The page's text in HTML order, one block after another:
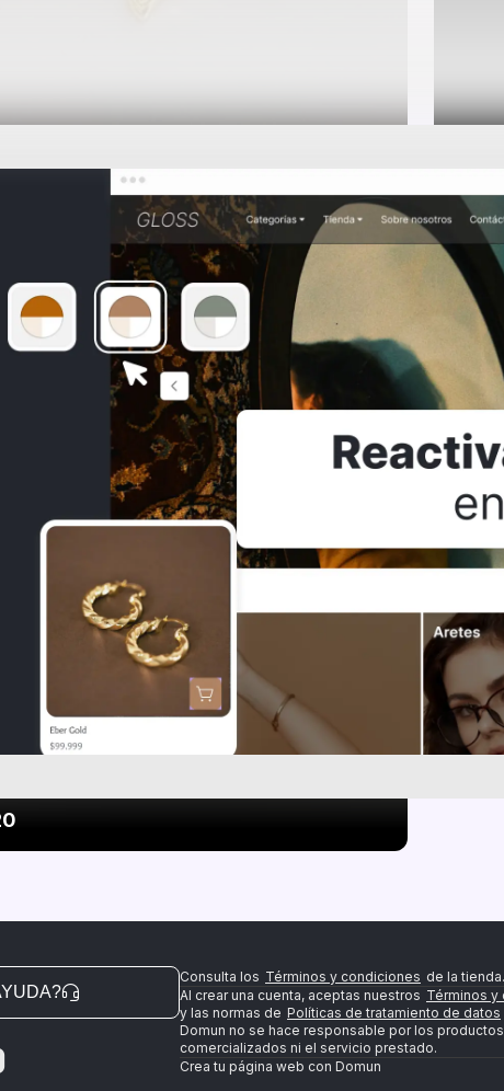
sirena
S/20
Consulta los Términos y condiciones de la tienda.
Al crear una cuenta, aceptas nuestros Términos y
y las normas de Políticas de tratamiento de datos
Domun no se hace responsable por los productos
comercializados ni el servicio prestado.
Crea tu página web con Domun